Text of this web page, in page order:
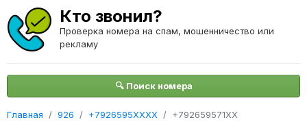
Кто звонил?
Проверка номера на спам, мошенничество или
рекламу
🔍 Поиск номера
Главная 926 +7926595XXXX +792659571XX